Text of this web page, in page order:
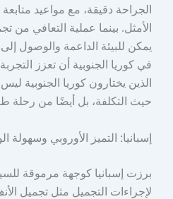
الجراحة دقيقة، مع مواعيد
الأمثل. بينما عملية التعافي من
يمكن للبيئة الداعمة والوصول
في كوريا الجنوبية أن تعزز
الذين يختارون كوريا الجنوبية
حيث التكلفة، بل أيضًا من رحلة
إسبانيا: التميز الأوروبي
برزت إسبانيا كوجهة مرموقة
لإجراءات التجميل مثل تجميل